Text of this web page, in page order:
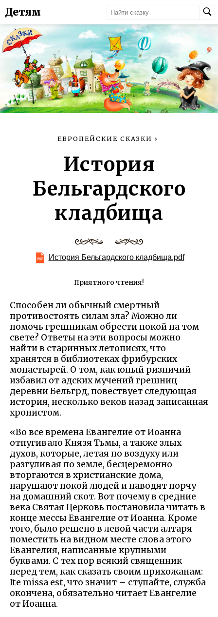
Детям
ЕВРОПЕЙСКИЕ СКАЗКИ ›
История
Бельгардского
кладбища
История Бельгардского кладбища.pdf
Приятного чтения!
Способен ли обычный смертный
противостоять силам зла? Можно ли
помочь грешникам обрести покой на том
свете? Ответы на эти вопросы можно
найти в старинных летописях, что
хранятся в библиотеках фрибурских
монастырей. О том, как юный ризничий
избавил от адских мучений грешниц
деревни Бельгрд, повествует следующая
история, несколько веков назад записанная
хронистом.
«Во все времена Евангелие от Иоанна
отпугивало Князя Тьмы, а также злых
духов, которые, летая по воздуху или
разгуливая по земле, бесцеремонно
вторгаются в христианские дома,
нарушают покой людей и наводят порчу
на домашний скот. Вот почему в средние
века Святая Церковь постановила читать в
конце мессы Евангелие от Иоанна. Кроме
того, было решено в левой части алтаря
поместить на видном месте слова этого
Евангелия, написанные крупными
буквами. С тех пор всякий священник
перед тем, как сказать своим прихожанам:
Ite missa est, что значит – ступайте, служба
окончена, обязательно читает Евангелие
от Иоанна.